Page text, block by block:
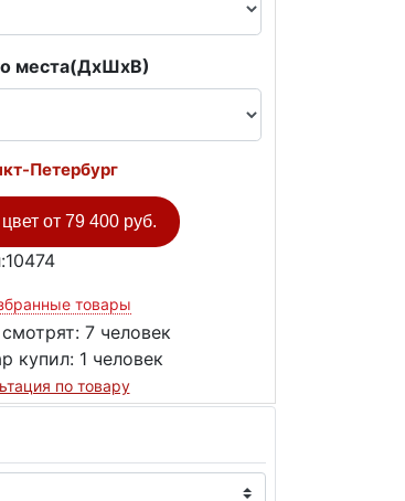
места(ДxШxВ)
Петербург
от 79 400 руб.
товары
7 человек
купил: 1 человек
по товару